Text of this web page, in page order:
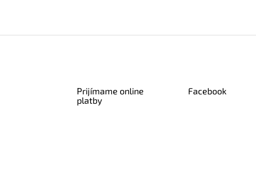
Prijímame online
platby
Facebook